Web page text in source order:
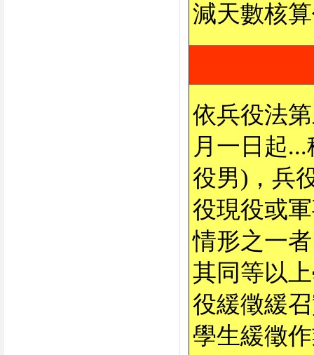
減天數核
依兵役法
月一日起
役男)，兵
役現役或
情形之一
其同等以
役緩徵緩
學生緩徵